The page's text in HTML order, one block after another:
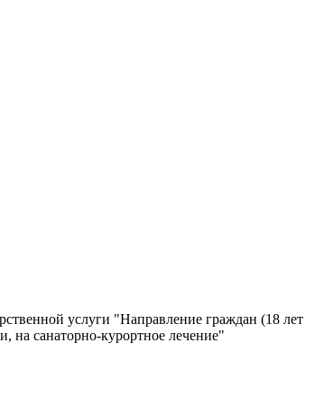
услуги "Направление граждан (18 лет
на санаторно-курортное лечение"